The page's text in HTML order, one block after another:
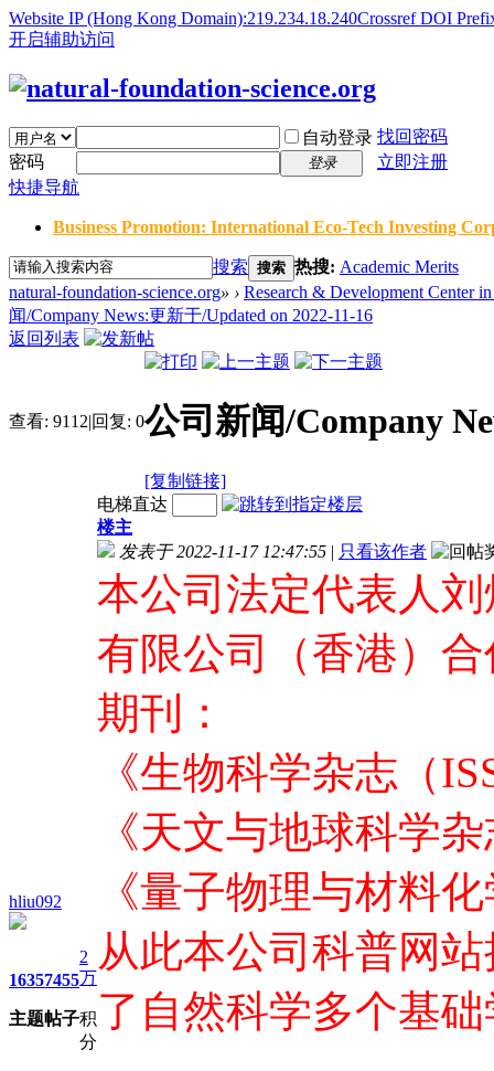
Website IP (Hong Kong Domain):219.234.18.240Crossref DOI
开启辅助访问
自动登录 找回密码
密码
登录
立即注册
快捷导航
Business Promotion: International Eco-Tech Investing
搜索 搜索 热搜: Academic Merits
natural-foundation-science.org» › Research & Development Center
闻/Company News:更新于/Updated on 2022-11-16
返回列表
查看: 9112|回复: 0公司新闻/Company
[复制链接]
hliu092
1635
主题
7455
帖子
2
万
积
分
电梯直达
楼主
发表于 2022-11-17 12:47:55 | 只看该作者
本公司法定代表人
有限公司（香港）
期刊：
《生物科学杂志（
《天文与地球科学
《量子物理与材料
从此本公司科普网
了自然科学多个基